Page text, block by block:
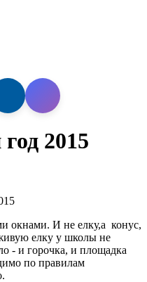
2015
окнами. И не елку,а конус,
елку у школы не
- и горочка, и площадка
по правилам